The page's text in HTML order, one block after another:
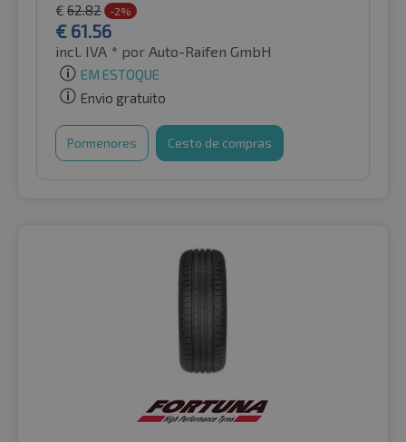
€ 62.82 -2%
€ 61.56
incl. IVA * por Auto-Raifen GmbH
EM ESTOQUE
Envio gratuito
Pormenores Cesto de compras